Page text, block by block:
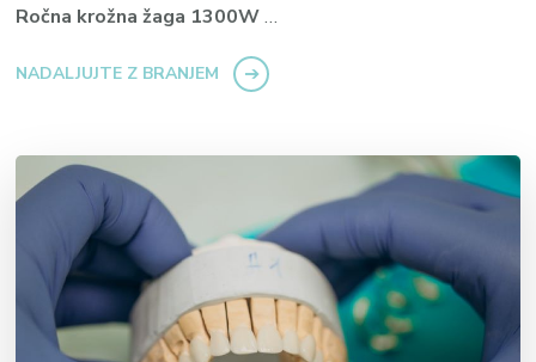
Ročna krožna žaga 1300W…
NADALJUJTE Z BRANJEM